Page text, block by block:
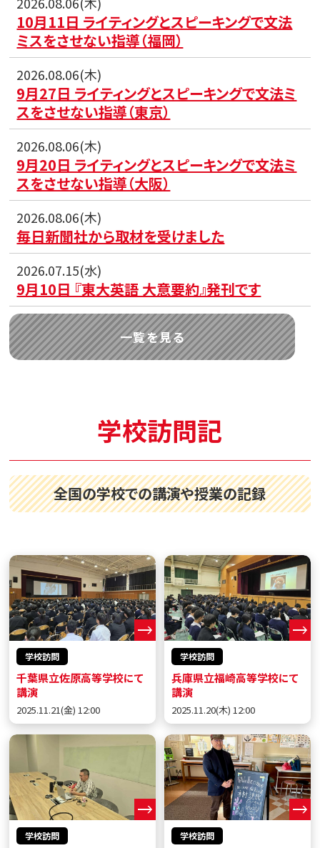
10月11日 ライティングとスピーキングで文法
ミスをさせない指導（福岡）
2026.08.06(木)
9月27日 ライティングとスピーキングで文法ミ
スをさせない指導（東京）
2026.08.06(木)
9月20日 ライティングとスピーキングで文法ミ
スをさせない指導（大阪）
2026.08.06(木)
毎日新聞社から取材を受けました
2026.07.15(水)
9月10日 『東大英語 大意要約』発刊です
一覧を見る
学校訪問記
全国の学校での講演や授業の記録
学校訪問
千葉県立佐原高等学校にて
講演
2025.11.21(金) 12:00
学校訪問
兵庫県立福崎高等学校にて
講演
2025.11.20(木) 12:00
学校訪問 学校訪問